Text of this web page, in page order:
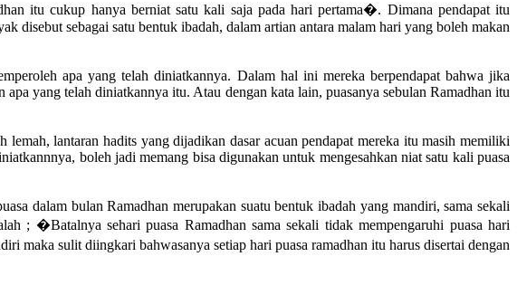
itu cukup hanya berniat satu kali saja pada hari pertama�. Dimana pendapat itu
disebut sebagai satu bentuk ibadah, dalam artian antara malam hari yang boleh makan
apa yang telah diniatkannya. Dalam hal ini mereka berpendapat bahwa jika
yang telah diniatkannya itu. Atau dengan kata lain, puasanya sebulan Ramadhan itu
lantaran hadits yang dijadikan dasar acuan pendapat mereka itu masih memiliki
boleh jadi memang bisa digunakan untuk mengesahkan niat satu kali puasa
dalam bulan Ramadhan merupakan suatu bentuk ibadah yang mandiri, sama sekali
; �Batalnya sehari puasa Ramadhan sama sekali tidak mempengaruhi puasa hari
maka sulit diingkari bahwasanya setiap hari puasa ramadhan itu harus disertai dengan